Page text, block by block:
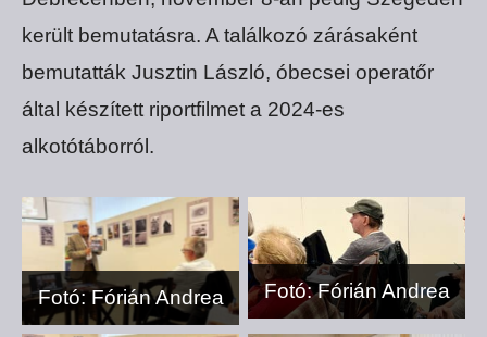
került bemutatásra. A találkozó zárásaként
bemutatták Jusztin László, óbecsei operatőr
által készített riportfilmet a 2024-es
alkotótáborról.
Fotó: Fórián Andrea Fotó: Fórián Andrea